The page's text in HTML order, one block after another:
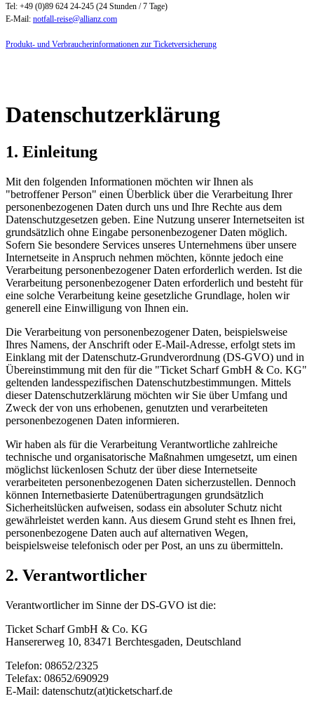
Tel: +49 (0)89 624 24-245 (24 Stunden / 7 Tage)
E-Mail: notfall-reise@allianz.com
Produkt- und Verbraucherinformationen zur Ticketversicherung
Datenschutzerklärung
1. Einleitung
Mit den folgenden Informationen möchten wir Ihnen als
"betroffener Person" einen Überblick über die Verarbeitung Ihrer
personenbezogenen Daten durch uns und Ihre Rechte aus dem
Datenschutzgesetzen geben. Eine Nutzung unserer Internetseiten ist
grundsätzlich ohne Eingabe personenbezogener Daten möglich.
Sofern Sie besondere Services unseres Unternehmens über unsere
Internetseite in Anspruch nehmen möchten, könnte jedoch eine
Verarbeitung personenbezogener Daten erforderlich werden. Ist die
Verarbeitung personenbezogener Daten erforderlich und besteht für
eine solche Verarbeitung keine gesetzliche Grundlage, holen wir
generell eine Einwilligung von Ihnen ein.
Die Verarbeitung von personenbezogener Daten, beispielsweise
Ihres Namens, der Anschrift oder E-Mail-Adresse, erfolgt stets im
Einklang mit der Datenschutz-Grundverordnung (DS-GVO) und in
Übereinstimmung mit den für die "Ticket Scharf GmbH & Co. KG"
geltenden landesspezifischen Datenschutzbestimmungen. Mittels
dieser Datenschutzerklärung möchten wir Sie über Umfang und
Zweck der von uns erhobenen, genutzten und verarbeiteten
personenbezogenen Daten informieren.
Wir haben als für die Verarbeitung Verantwortliche zahlreiche
technische und organisatorische Maßnahmen umgesetzt, um einen
möglichst lückenlosen Schutz der über diese Internetseite
verarbeiteten personenbezogenen Daten sicherzustellen. Dennoch
können Internetbasierte Datenübertragungen grundsätzlich
Sicherheitslücken aufweisen, sodass ein absoluter Schutz nicht
gewährleistet werden kann. Aus diesem Grund steht es Ihnen frei,
personenbezogene Daten auch auf alternativen Wegen,
beispielsweise telefonisch oder per Post, an uns zu übermitteln.
2. Verantwortlicher
Verantwortlicher im Sinne der DS-GVO ist die:
Ticket Scharf GmbH & Co. KG
Hansererweg 10, 83471 Berchtesgaden, Deutschland
Telefon: 08652/2325
Telefax: 08652/690929
E-Mail: datenschutz(at)ticketscharf.de